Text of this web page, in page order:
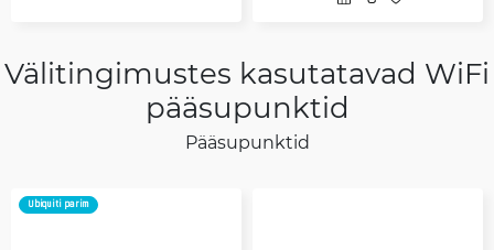
Välitingimustes kasutatavad WiFi
pääsupunktid
Pääsupunktid
Ubiquiti parim